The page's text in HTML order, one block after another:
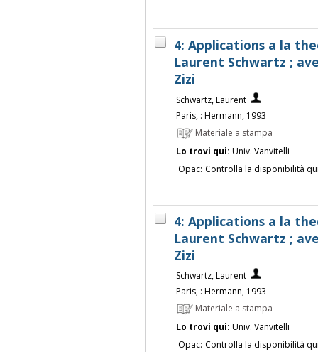
4: Applications a la
Laurent Schwartz ;
Zizi
Schwartz, Laurent
Paris, : Hermann, 1993
Materiale a stampa
Lo trovi qui: Univ. Vanvitelli
Opac: Controlla la disponibilità
4: Applications a la
Laurent Schwartz ;
Zizi
Schwartz, Laurent
Paris, : Hermann, 1993
Materiale a stampa
Lo trovi qui: Univ. Vanvitelli
Opac: Controlla la disponibilità